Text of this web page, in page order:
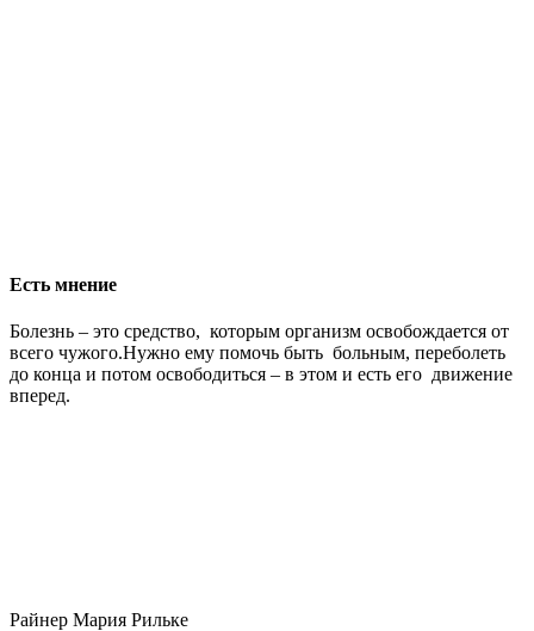
Есть мнение
Болезнь – это средство, которым организм освобождается от
всего чужого.Нужно ему помочь быть больным, переболеть
до конца и потом освободиться – в этом и есть его движение
вперед.
Райнер Мария Рильке